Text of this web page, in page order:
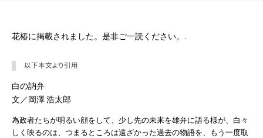
花椿に掲載されました。是非ご一読ください。.
以下本文より引用
白の訥弁
文／岡澤 浩太郎
為政者たちが明るい顔をして、少し先の未来を雄弁に語る様が、白々
しく映るのは、つまるところは遠ざかった過去の物語を、もう一度取